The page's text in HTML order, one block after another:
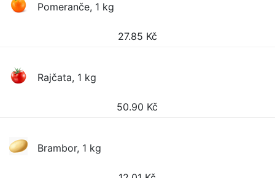
Pomeranče, 1 kg
27.85 Kč
Rajčata, 1 kg
50.90 Kč
Brambor, 1 kg